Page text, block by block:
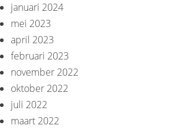
januari 2024
mei 2023
april 2023
februari 2023
november 2022
oktober 2022
juli 2022
maart 2022